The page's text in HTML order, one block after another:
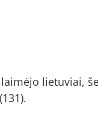
lietuviai,